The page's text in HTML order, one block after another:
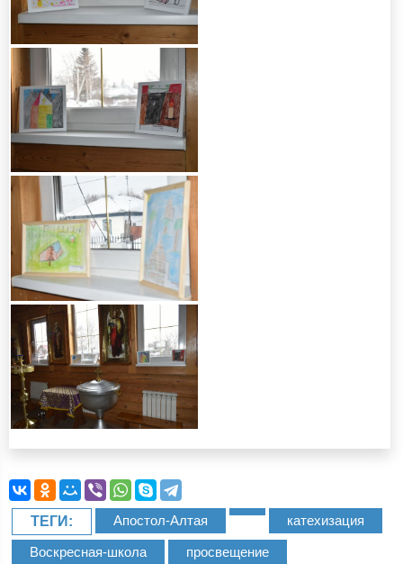
ТЕГИ: Апостол-Алтая катехизация
Воскресная-школа просвещение